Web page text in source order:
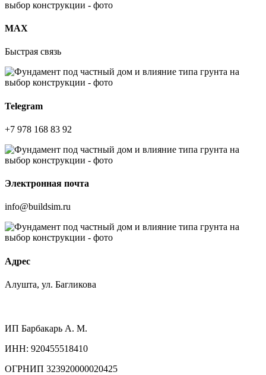
МАХ
Быстрая связь
Telegram
+7 978 168 83 92
Электронная почта
info@buildsim.ru
Адрес
Алушта, ул. Багликова
ИП Барбакарь А. М.
ИНН: 920455518410
ОГРНИП 323920000020425